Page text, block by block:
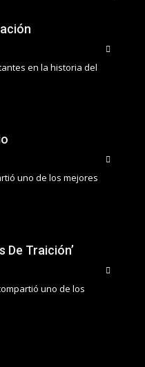
en la historia del
uno de los mejores
De Traición’
uno de los